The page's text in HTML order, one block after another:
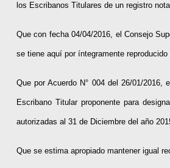
los Escribanos Titulares de un registro
Que con fecha 04/04/2016, el Consejo
se tiene aquí por íntegramente
Que por Acuerdo N° 004 del 26/01/2016,
Escribano Titular proponente para
autorizadas al 31 de Diciembre del año
Que se estima apropiado mantener igual